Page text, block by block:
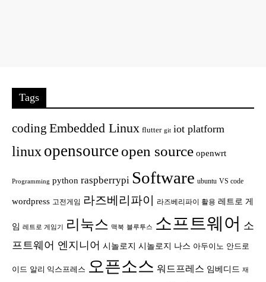
Tags
coding Embedded Linux flutter git iot platform
linux opensource open source openwrt
Programming python raspberrypi Software ubuntu VS code
wordpress 고전게임 라즈베리파이 라즈베리파이 활용 레트로 게
임 레트로 게임기 리눅스 맥북 블루투스 소프트웨어 소
프트웨어 엔지니어 시놀로지 시놀로지 나스 아두이노 안드로
이드 알리 익스프레스 오픈소스 워드프레스 임베디드 재